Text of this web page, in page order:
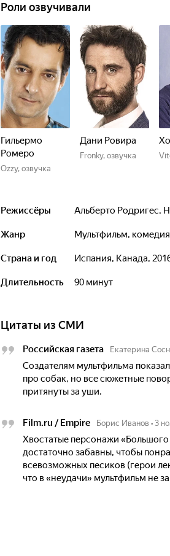
Роли озвучивали
Гильермо
Ромеро
Ozzy, озвучка
Дани Ровира
Fronky, озвучка
Режиссёры Альберто Родригес,
Жанр мультфильм,
Страна и год Испания, Канада,
Длительность 90 минут
Цитаты из СМИ
Российская газета Екатерина
Создателям мультфильма
про собак, но все сюжетные
притянуты за уши.
Film.ru / Empire Борис Иванов • 3
Хвостатые персонажи «Большого
достаточно забавны, чтобы
всевозможных песиков (герои
что в «неудачи» мультфильм не